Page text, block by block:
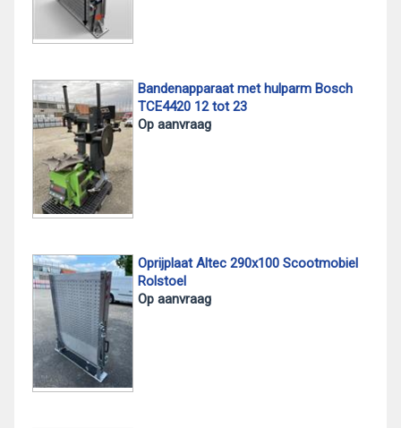
Bandenapparaat met hulparm Bosch
TCE4420 12 tot 23
Op aanvraag
Oprijplaat Altec 290x100 Scootmobiel
Rolstoel
Op aanvraag